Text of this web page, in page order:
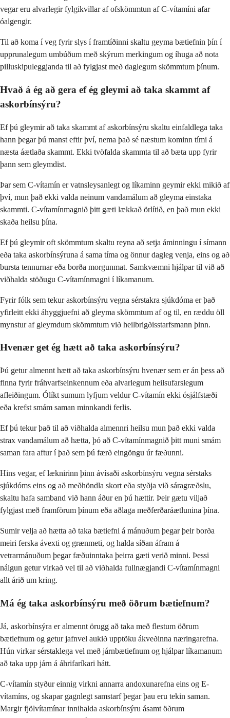
vegar eru alvarlegir fylgikvillar af ofskömmtun af C-vítamíni afar
óalgengir.
Til að koma í veg fyrir slys í framtíðinni skaltu geyma bætiefnin þín í
upprunalegum umbúðum með skýrum merkingum og íhuga að nota
pilluskipuleggjanda til að fylgjast með daglegum skömmtum þínum.
Hvað á ég að gera ef ég gleymi að taka skammt af
askorbínsýru?
Ef þú gleymir að taka skammt af askorbínsýru skaltu einfaldlega taka
hann þegar þú manst eftir því, nema það sé næstum kominn tími á
næsta áætlaða skammt. Ekki tvöfalda skammta til að bæta upp fyrir
þann sem gleymdist.
Þar sem C-vítamín er vatnsleysanlegt og líkaminn geymir ekki mikið af
því, mun það ekki valda neinum vandamálum að gleyma einstaka
skammti. C-vítamínmagnið þitt gæti lækkað örlítið, en það mun ekki
skaða heilsu þína.
Ef þú gleymir oft skömmtum skaltu reyna að setja áminningu í símann
eða taka askorbínsýruna á sama tíma og önnur dagleg venja, eins og að
bursta tennurnar eða borða morgunmat. Samkvæmni hjálpar til við að
viðhalda stöðugu C-vítamínmagni í líkamanum.
Fyrir fólk sem tekur askorbínsýru vegna sérstakra sjúkdóma er það
yfirleitt ekki áhyggjuefni að gleyma skömmtum af og til, en ræddu öll
mynstur af gleymdum skömmtum við heilbrigðisstarfsmann þinn.
Hvenær get ég hætt að taka askorbínsýru?
Þú getur almennt hætt að taka askorbínsýru hvenær sem er án þess að
finna fyrir fráhvarfseinkennum eða alvarlegum heilsufarslegum
afleiðingum. Ólíkt sumum lyfjum veldur C-vítamín ekki ósjálfstæði
eða krefst smám saman minnkandi ferlis.
Ef þú tekur það til að viðhalda almennri heilsu mun það ekki valda
strax vandamálum að hætta, þó að C-vítamínmagnið þitt muni smám
saman fara aftur í það sem þú færð eingöngu úr fæðunni.
Hins vegar, ef læknirinn þinn ávísaði askorbínsýru vegna sérstaks
sjúkdóms eins og að meðhöndla skort eða styðja við sáragræðslu,
skaltu hafa samband við hann áður en þú hættir. Þeir gætu viljað
fylgjast með framförum þínum eða aðlaga meðferðaráætlunina þína.
Sumir velja að hætta að taka bætiefni á mánuðum þegar þeir borða
meiri ferska ávexti og grænmeti, og halda síðan áfram á
vetrarmánuðum þegar fæðuinntaka þeirra gæti verið minni. Þessi
nálgun getur virkað vel til að viðhalda fullnægjandi C-vítamínmagni
allt árið um kring.
Má ég taka askorbínsýru með öðrum bætiefnum?
Já, askorbínsýra er almennt örugg að taka með flestum öðrum
bætiefnum og getur jafnvel aukið upptöku ákveðinna næringarefna.
Hún virkar sérstaklega vel með járnbætiefnum og hjálpar líkamanum
að taka upp járn á áhrifaríkari hátt.
C-vítamín styður einnig virkni annarra andoxunarefna eins og E-
vítamíns, og skapar gagnlegt samstarf þegar þau eru tekin saman.
Margir fjölvítamínar innihalda askorbínsýru ásamt öðrum